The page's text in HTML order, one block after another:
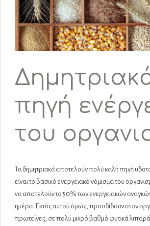
πηγή
του
Τα δημητριακά αποτελούν πολύ καλή πηγή
είναι το βασικό ενεργειακό νόμισμα του
να αποτελούν το 50% των ενεργειακών
ημέρα. Εκτός αυτού όμως, προσδίδουν στον
πρωτεΐνες, σε πολύ μικρό βαθμό φυτικά λιπαρά,